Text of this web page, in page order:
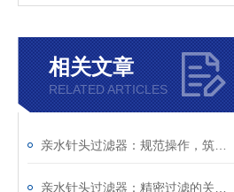
相关文章
RELATED ARTICLES